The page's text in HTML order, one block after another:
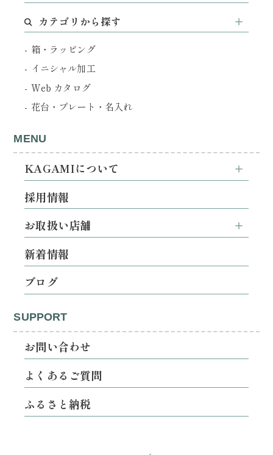
カテゴリから探す
箱・ラッピング
イニシャル加工
Web カタログ
花台・プレート・名入れ
MENU
KAGAMIについて
採用情報
お取扱い店舗
新着情報
ブログ
SUPPORT
お問い合わせ
よくあるご質問
ふるさと納税